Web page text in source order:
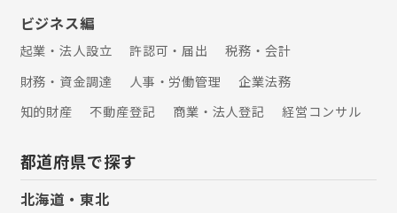
ビジネス編
起業・法人設立 許認可・届出
税務・会計
財務・資金調達
人事・労働管理
企業法務
知的財産
不動産登記 商業・法人登記 経営コンサル
都道府県で探す
北海道・東北